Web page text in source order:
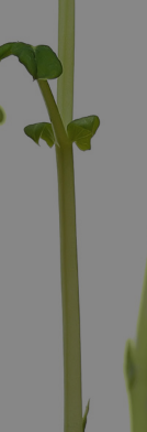
浏览工艺类别
CPM是
我们专注于为
方案。
所有流程